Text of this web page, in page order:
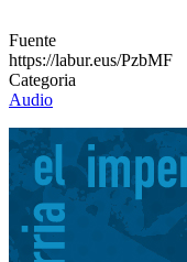
Fuente
https://labur.eus/PzbMF
Categoria
Audio